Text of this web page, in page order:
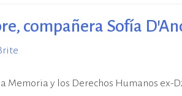
compañera Sofía
Memoria y los Derechos Humanos